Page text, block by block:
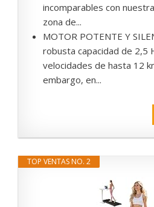
incomparables con
zona de...
MOTOR POTENTE Y
robusta capacidad de 2,5
velocidades de hasta 12
embargo, en...
TOP VENTAS NO. 2